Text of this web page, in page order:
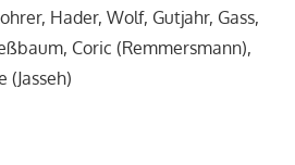
Hader, Wolf, Gutjahr, Gass,
Coric (Remmersmann),
(Jasseh)